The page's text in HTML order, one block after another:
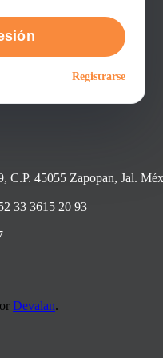
Registrarse
C.P. 45055 Zapopan, Jal.
33 3615 20 93
Devalan.